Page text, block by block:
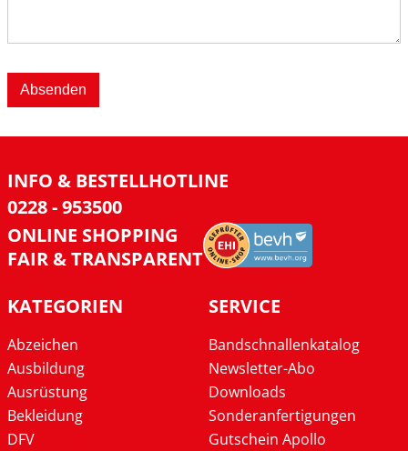
Absenden
INFO & BESTELLHOTLINE
0228 - 953500
ONLINE SHOPPING
FAIR & TRANSPARENT
KATEGORIEN
Abzeichen
Ausbildung
Ausrüstung
Bekleidung
DFV
SERVICE
Bandschnallenkatalog
Newsletter-Abo
Downloads
Sonderanfertigungen
Gutschein Apollo